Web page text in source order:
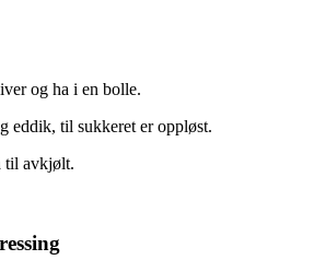
og ha i en bolle.
eddik, til sukkeret er oppløst.
til avkjølt.